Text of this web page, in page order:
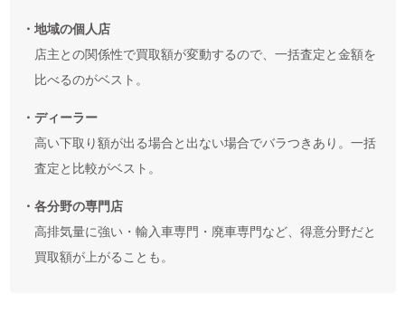
・地域の個人店
店主との関係性で買取額が変動するので、一括査定と金額を
比べるのがベスト。
・ディーラー
高い下取り額が出る場合と出ない場合でバラつきあり。一括
査定と比較がベスト。
・各分野の専門店
高排気量に強い・輸入車専門・廃車専門など、得意分野だと
買取額が上がることも。